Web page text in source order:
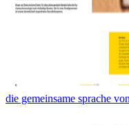
die gemeinsame sprache